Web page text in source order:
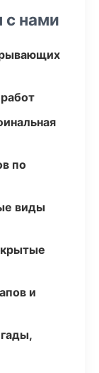
с нами
по
виды
и